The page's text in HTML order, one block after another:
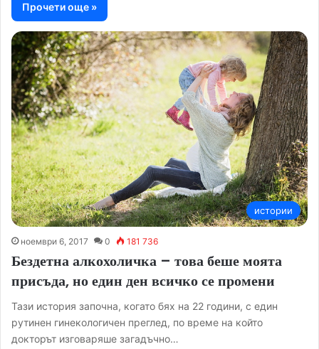
Прочети още »
истории
ноември 6, 2017 0 181 736
Бездетна алкохоличка – това беше моята
присъда, но един ден всичко се промени
Тази история започна, когато бях на 22 години, с един
рутинен гинекологичен преглед, по време на който
докторът изговаряше загадъчно…